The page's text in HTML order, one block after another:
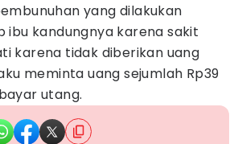
yang dilakukan
ibu kandungnya karena sakit
karena tidak diberikan uang
meminta uang sejumlah Rp39
utang.